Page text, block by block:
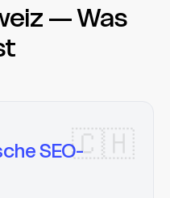
— Was
SEO-